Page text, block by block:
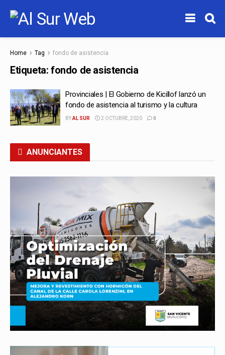
Home Tag fondo de asistencia
Etiqueta: fondo de asistencia
Provinciales | El Gobierno de Kicillof lanzó un
fondo de asistencia al turismo y la cultura
BYAL SUR 2 OCTUBRE, 2020 0
ANUNCIANTES